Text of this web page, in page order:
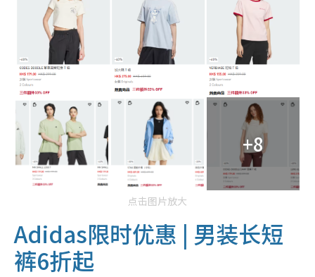
+8
点击图片放大
Adidas限时优惠 | 男装长短
裤6折起